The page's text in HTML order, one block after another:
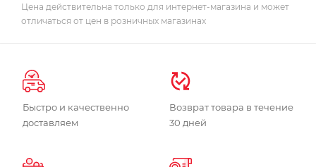
Цена действительна только для интернет-магазина и может
отличаться от цен в розничных магазинах
Быстро и качественно
доставляем
Возврат товара в течение
30 дней